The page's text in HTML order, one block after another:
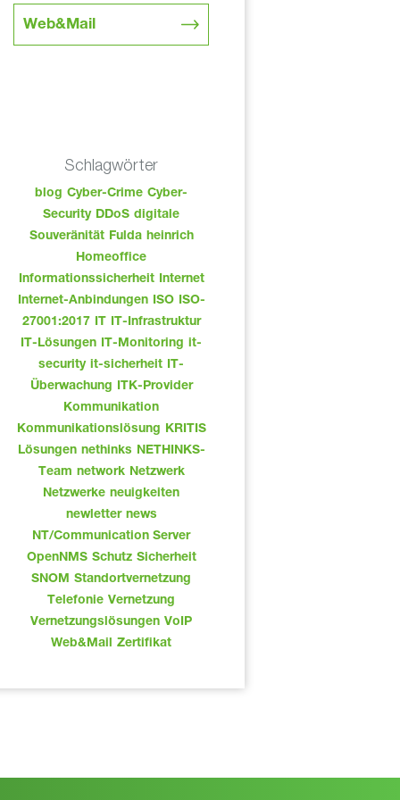
Web&Mail
Schlagwörter
blog Cyber-Crime Cyber-
Security DDoS digitale
Souveränität Fulda heinrich
Homeoffice
Informationssicherheit Internet
Internet-Anbindungen ISO ISO-
27001:2017 IT
IT-Infrastruktur
IT-Lösungen IT-Monitoring
it-
security it-sicherheit IT-
Überwachung
ITK-Provider
Kommunikation
Kommunikationslösung
KRITIS
Lösungen nethinks NETHINKS-
Team network Netzwerk
Netzwerke neuigkeiten
newletter news
NT/Communication Server
OpenNMS Schutz Sicherheit
SNOM Standortvernetzung
Telefonie Vernetzung
Vernetzungslösungen VoIP
Web&Mail Zertifikat